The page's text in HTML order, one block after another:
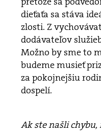
dieťaťa sa stáva
zlosti. Z
dodávateľov
Možno by sme to
budeme musieť
za pokojnejšiu
dospelí.
Ak ste našli chybu,